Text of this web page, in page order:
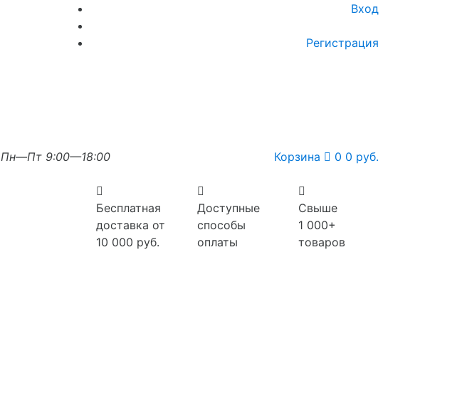
Вход
Регистрация
Пн—Пт 9:00—18:00
Корзина 0 0 руб.
Бесплатная
доставка от
10 000 руб.
Доступные
способы
оплаты
Свыше
1 000+
товаров